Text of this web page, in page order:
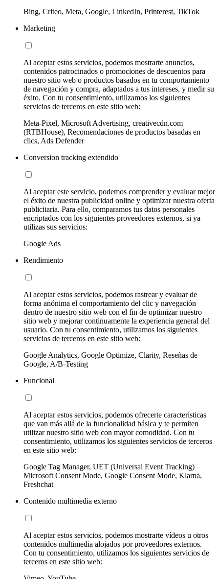
Bing, Criteo, Meta, Google, LinkedIn, Printerest, TikTok
Marketing
Al aceptar estos servicios, podemos mostrarte anuncios,
contenidos patrocinados o promociones de descuentos para
nuestro sitio web o productos basados en tu comportamiento
de navegación y compra, adaptados a tus intereses, y medir su
éxito. Con tu consentimiento, utilizamos los siguientes
servicios de terceros en este sitio web:
Meta-Pixel, Microsoft Advertising, creativecdn.com
(RTBHouse), Recomendaciones de productos basadas en
clics, Ads Defender
Conversion tracking extendido
Al aceptar este servicio, podemos comprender y evaluar mejor
el éxito de nuestra publicidad online y optimizar nuestra oferta
publicitaria. Para ello, comparamos tus datos personales
encriptados con los siguientes proveedores externos, si ya
utilizas sus servicios:
Google Ads
Rendimiento
Al aceptar estos servicios, podemos rastrear y evaluar de
forma anónima el comportamiento del clic y navegación
dentro de nuestro sitio web con el fin de optimizar nuestro
sitio web y mejorar continuamente la experiencia general del
usuario. Con tu consentimiento, utilizamos los siguientes
servicios de terceros en este sitio web:
Google Analytics, Google Optimize, Clarity, Reseñas de
Google, A/B-Testing
Funcional
Al aceptar estos servicios, podemos ofrecerte características
que van más allá de la funcionalidad básica y te permiten
utilizar nuestro sitio web con mayor comodidad. Con tu
consentimiento, utilizamos los siguientes servicios de terceros
en este sitio web:
Google Tag Manager, UET (Universal Event Tracking)
Microsoft Consent Mode, Google Consent Mode, Klarna,
Freshchat
Contenido multimedia externo
Al aceptar estos servicios, podemos mostrarte vídeos u otros
contenidos multimedia alojados por proveedores externos.
Con tu consentimiento, utilizamos los siguientes servicios de
terceros en este sitio web: